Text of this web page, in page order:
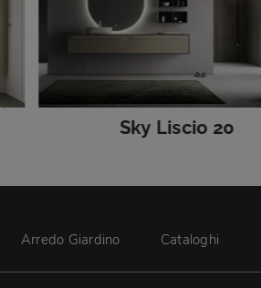
Sky Liscio 20
Arredo Giardino Cataloghi